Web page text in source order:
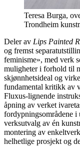
Teresa Burga,
Trondheim
Deler av Lips Painted
og fremst
feminisme», med verk
muligheter i forhold til
skjønnhetsideal og
fundamental kritikk av
Fluxus-lignende
åpning av verket
fordypningsområdene i
verksutvalg av én
montering av
helhetlige prosjekt og